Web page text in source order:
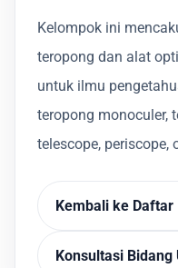
Kelompok ini
teropong dan alat
untuk ilmu
teropong monoculer,
telescope, periscope,
Kembali ke Daftar
Konsultasi Bidang